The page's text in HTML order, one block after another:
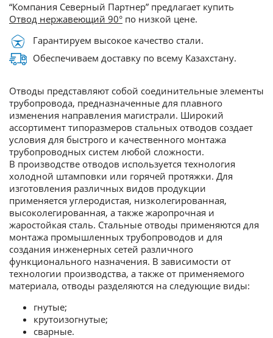
“Компания Северный Партнер” предлагает купить
Отвод нержавеющий 90° по низкой цене.
Гарантируем высокое качество стали.
Обеспечиваем доставку по всему Казахстану.
Отводы представляют собой соединительные элементы
трубопровода, предназначенные для плавного
изменения направления магистрали. Широкий
ассортимент типоразмеров стальных отводов создает
условия для быстрого и качественного монтажа
трубопроводных систем любой сложности.
В производстве отводов используется технология
холодной штамповки или горячей протяжки. Для
изготовления различных видов продукции
применяется углеродистая, низколегированная,
высоколегированная, а также жаропрочная и
жаростойкая сталь. Стальные отводы применяются для
монтажа промышленных трубопроводов и для
создания инженерных сетей различного
функционального назначения. В зависимости от
технологии производства, а также от применяемого
материала, отводы разделяются на следующие виды:
гнутые;
крутоизогнутые;
сварные.